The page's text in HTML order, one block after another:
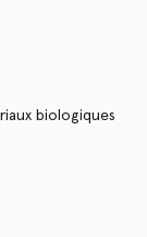
biologiques